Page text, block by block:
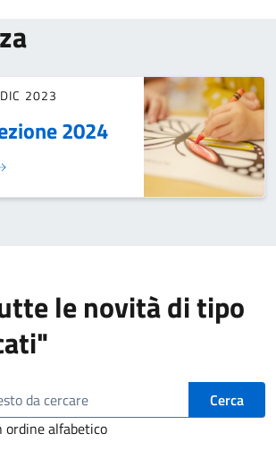
2023
2024
2024}
le novità di tipo
Cerca
alfabetico